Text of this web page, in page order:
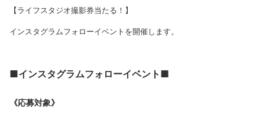
【ライフスタジオ撮影券当たる！】
インスタグラムフォローイベントを開催します。
■インスタグラムフォローイベント■
《応募対象》